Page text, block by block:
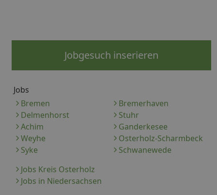
Jobgesuch inserieren
Jobs
Bremen
Bremerhaven
Delmenhorst
Stuhr
Achim
Ganderkesee
Weyhe
Osterholz-Scharmbeck
Syke
Schwanewede
Jobs Kreis Osterholz
Jobs in Niedersachsen